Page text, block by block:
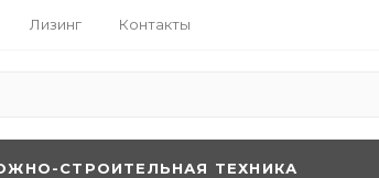
Лизинг Контакты
СТРОИТЕЛЬНАЯ ТЕХНИКА